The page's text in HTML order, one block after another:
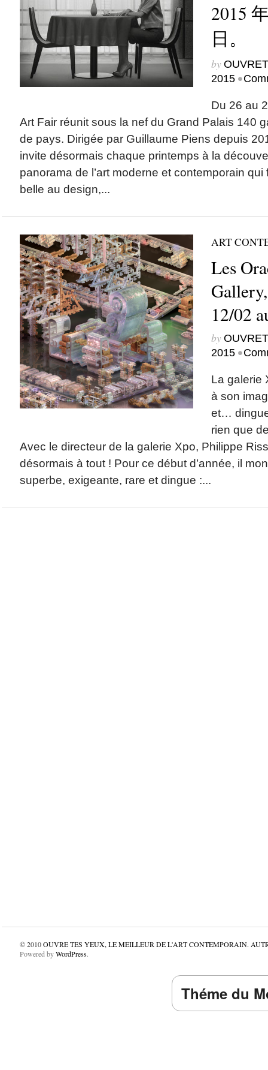
2015
日。
by
2015 •
Du 26 au
Art Fair réunit sous la nef du Grand Palais 140
de pays. Dirigée par Guillaume Piens depuis
invite désormais chaque printemps à la
panorama de l’art moderne et contemporain
belle au design,...
ART
Les
12/02
by
2015 •
La galerie
à son
et…
rien que
Avec le directeur de la galerie Xpo, Philippe
désormais à tout ! Pour ce début d’année, il
superbe, exigeante, rare et dingue :...
© 2010OUVRE TES YEUX, LE MEILLEUR DE L'ART CONTEMPORAIN.
Powered byWordPress.
Théme du